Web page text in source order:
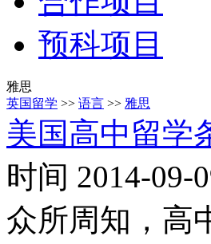
预科项目
雅思
英国留学 >> 语言 >> 雅思
美国高中留学
时间 2014-09-
众所周知，高